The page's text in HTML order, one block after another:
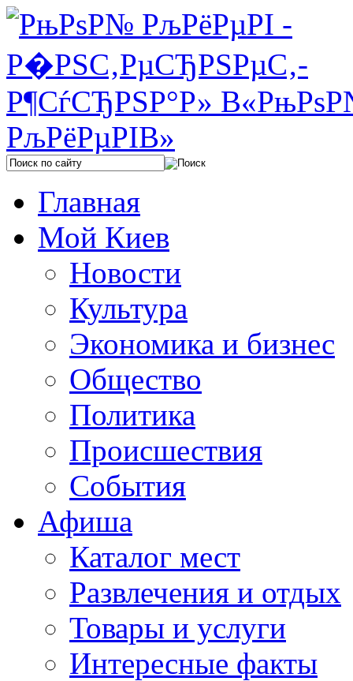
Главная
Мой Киев
Новости
Культура
Экономика и бизнес
Общество
Политика
Происшествия
События
Афиша
Каталог мест
Развлечения и отдых
Товары и услуги
Интересные факты